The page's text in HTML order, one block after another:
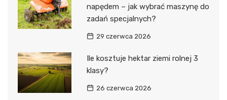
napędem – jak wybrać maszynę do
zadań specjalnych?
29 czerwca 2026
Ile kosztuje hektar ziemi rolnej 3
klasy?
26 czerwca 2026